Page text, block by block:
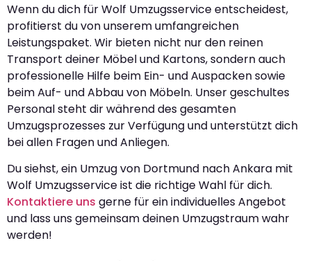
Wenn du dich für Wolf Umzugsservice entscheidest,
profitierst du von unserem umfangreichen
Leistungspaket. Wir bieten nicht nur den reinen
Transport deiner Möbel und Kartons, sondern auch
professionelle Hilfe beim Ein- und Auspacken sowie
beim Auf- und Abbau von Möbeln. Unser geschultes
Personal steht dir während des gesamten
Umzugsprozesses zur Verfügung und unterstützt dich
bei allen Fragen und Anliegen.
Du siehst, ein Umzug von Dortmund nach Ankara mit
Wolf Umzugsservice ist die richtige Wahl für dich.
Kontaktiere uns gerne für ein individuelles Angebot
und lass uns gemeinsam deinen Umzugstraum wahr
werden!